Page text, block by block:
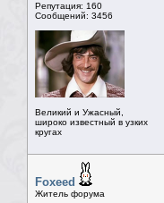
Репутация: 160
Сообщений: 3456
Великий и Ужасный,
широко известный в узких
кругах
Foxeed
Житель форума